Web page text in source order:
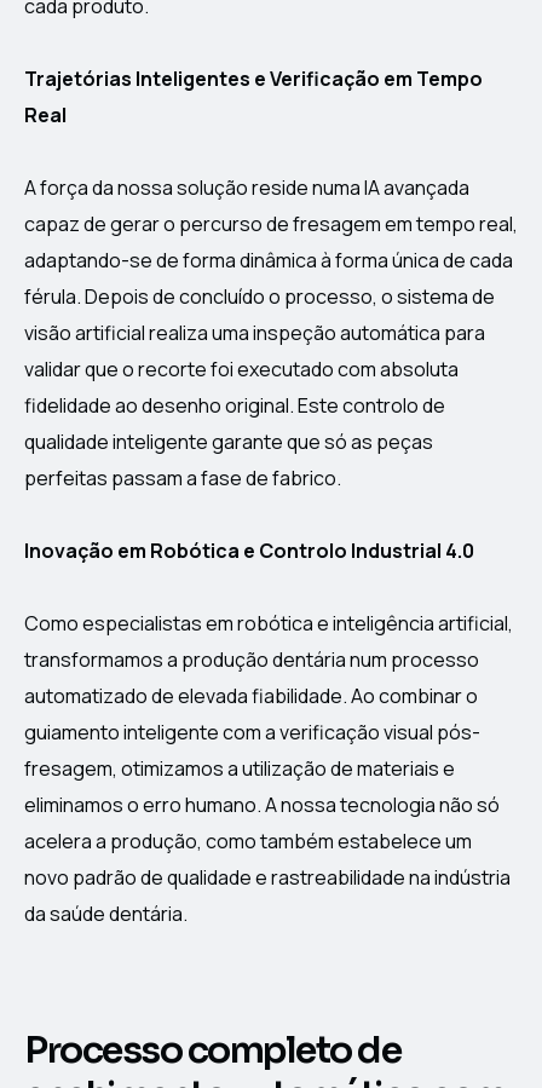
cada produto.
Trajetórias Inteligentes e Verificação em Tempo
Real
A força da nossa solução reside numa IA avançada
capaz de gerar o percurso de fresagem em tempo real,
adaptando-se de forma dinâmica à forma única de cada
férula. Depois de concluído o processo, o sistema de
visão artificial realiza uma inspeção automática para
validar que o recorte foi executado com absoluta
fidelidade ao desenho original. Este controlo de
qualidade inteligente garante que só as peças
perfeitas passam a fase de fabrico.
Inovação em Robótica e Controlo Industrial 4.0
Como especialistas em robótica e inteligência artificial,
transformamos a produção dentária num processo
automatizado de elevada fiabilidade. Ao combinar o
guiamento inteligente com a verificação visual pós-
fresagem, otimizamos a utilização de materiais e
eliminamos o erro humano. A nossa tecnologia não só
acelera a produção, como também estabelece um
novo padrão de qualidade e rastreabilidade na indústria
da saúde dentária.
Processo completo de